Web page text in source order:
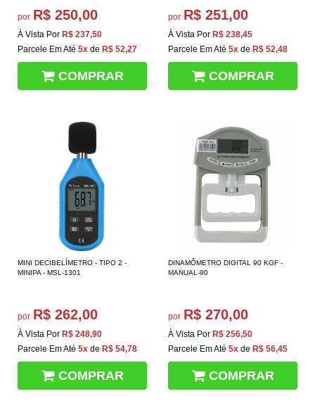
por R$ 250,00
À Vista Por R$ 237,50
Parcele Em Até 5x de R$ 52,27
COMPRAR
por R$ 251,00
À Vista Por R$ 238,45
Parcele Em Até 5x de R$ 52,48
COMPRAR
MINI DECIBELÍMETRO - TIPO 2 -
MINIPA - MSL-1301
por R$ 262,00
À Vista Por R$ 248,90
Parcele Em Até 5x de R$ 54,78
COMPRAR
DINAMÔMETRO DIGITAL 90 KGF -
MANUAL-90
por R$ 270,00
À Vista Por R$ 256,50
Parcele Em Até 5x de R$ 56,45
COMPRAR